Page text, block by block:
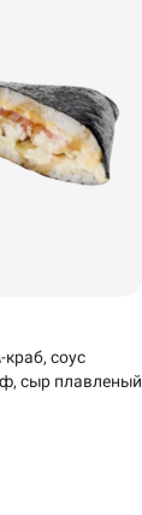
соус
сыр плавленый